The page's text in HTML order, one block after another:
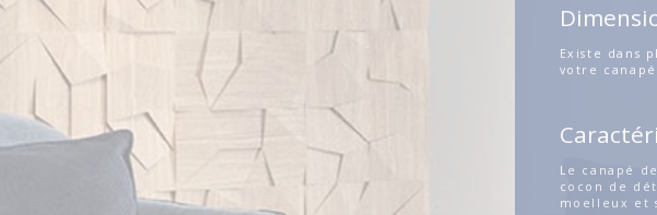
Existe dans
votre canapé
Le canapé
cocon de
moelleux et